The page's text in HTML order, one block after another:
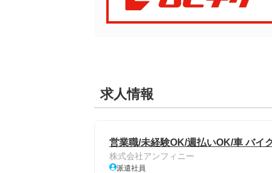
求人情報
営業職/未経験OK/週払いOK/車 バイ
株式会社アンフィニー
派遣社員